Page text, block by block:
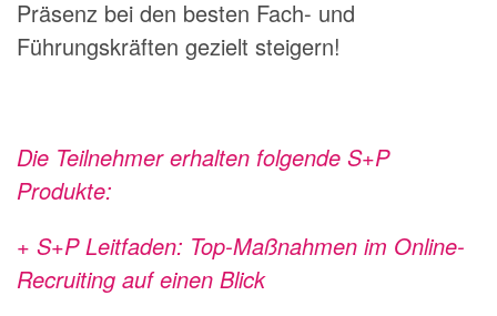
Präsenz bei den besten Fach- und
Führungskräften gezielt steigern!
Die Teilnehmer erhalten folgende S+P
Produkte:
+ S+P Leitfaden: Top-Maßnahmen im Online-
Recruiting auf einen Blick